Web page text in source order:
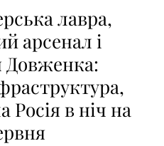
лавра,
арсенал і
Довженка:
Росія в ніч на